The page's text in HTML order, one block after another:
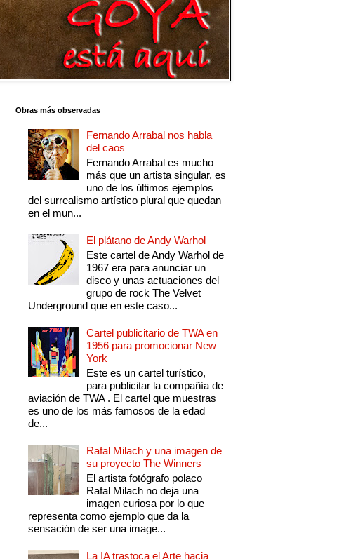
Obras más observadas
Fernando Arrabal nos habla
del caos
Fernando Arrabal es mucho
más que un artista singular, es
uno de los últimos ejemplos
del surrealismo artístico plural que quedan
en el mun...
El plátano de Andy Warhol
Este cartel de Andy Warhol de
1967 era para anunciar un
disco y unas actuaciones del
grupo de rock The Velvet
Underground que en este caso...
Cartel publicitario de TWA en
1956 para promocionar New
York
Este es un cartel turístico,
para publicitar la compañía de
aviación de TWA . El cartel que muestras
es uno de los más famosos de la edad
de...
Rafal Milach y una imagen de
su proyecto The Winners
El artista fotógrafo polaco
Rafal Milach no deja una
imagen curiosa por lo que
representa como ejemplo que da la
sensación de ser una image...
La IA trastoca el Arte hacia